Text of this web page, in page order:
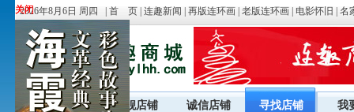
关闭
关闭
2026年8月6日 周四 | 首 页 连趣新闻 再版连环画 老版连环画 电影怀旧 名
商城首页 旗舰店铺 诚信店铺 寻找店铺 我